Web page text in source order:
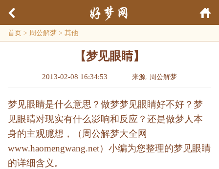
首页 > 周公解梦 > 其他
【梦见眼睛】
2013-02-08 16:34:53 来源: 周公解梦
梦见眼睛是什么意思？做梦梦见眼睛好不好？梦
见眼睛对现实有什么影响和反应？还是做梦人本
身的主观臆想，（周公解梦大全网
www.haomengwang.net）小编为您整理的梦见眼睛
的详细含义。